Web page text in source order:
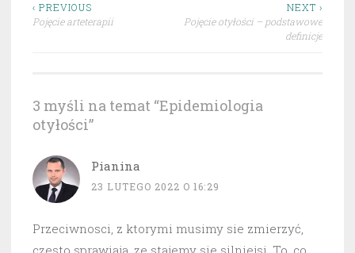
Nawigacja
wpisu
‹ PREVIOUS
Pojęcie arteterapii
NEXT ›
Pojęcie otyłości – podstawowe
definicje
3 myśli na temat “Epidemiologia
otyłości”
Pianina
23 LUTEGO 2022 O 16:29
Przeciwnosci, z ktorymi musimy sie zmierzyć,
czesto sprawiaja, ze stajemy sie silniejsi. To, co